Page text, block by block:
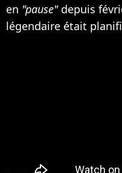
en "pause" depuis
légendaire était